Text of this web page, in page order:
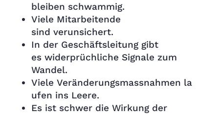
bleiben schwammig.
Viele Mitarbeitende
sind verunsichert.
In der Geschäftsleitung gibt
es widerprüchliche Signale zum
Wandel.
Viele Veränderungsmassnahmen la
ufen ins Leere.
Es ist schwer die Wirkung der